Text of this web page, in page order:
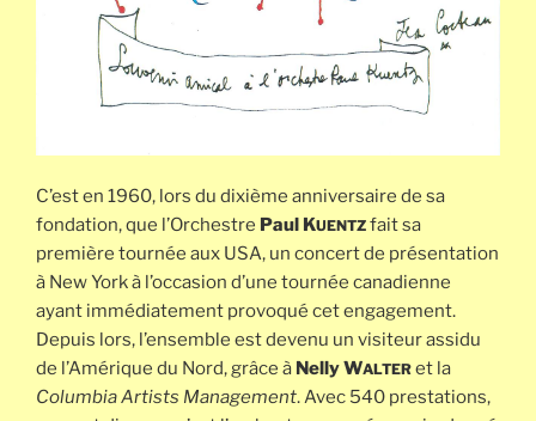
C’est en 1960, lors du dixième anniversaire de sa
fondation, que l’Orchestre Paul KUENTZ fait sa
première tournée aux USA, un concert de présentation
à New York à l’occasion d’une tournée canadienne
ayant immédiatement provoqué cet engagement.
Depuis lors, l’ensemble est devenu un visiteur assidu
de l’Amérique du Nord, grâce à Nelly WALTER et la
Columbia Artists Management. Avec 540 prestations,